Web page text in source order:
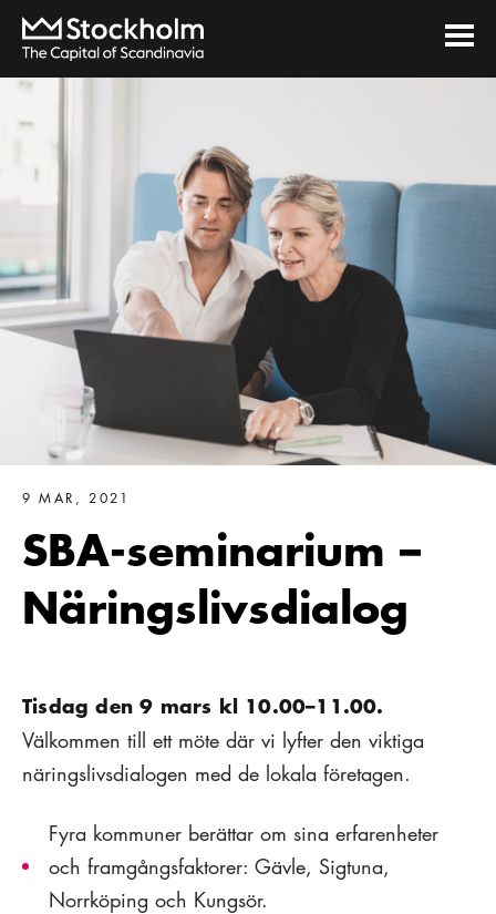
9 MAR, 2021
SBA-seminarium –
Näringslivsdialog
Tisdag den 9 mars kl 10.00–11.00.
Välkommen till ett möte där vi lyfter den viktiga
näringslivsdialogen med de lokala företagen.
Fyra kommuner berättar om sina erfarenheter
och framgångsfaktorer: Gävle, Sigtuna,
Norrköping och Kungsör.